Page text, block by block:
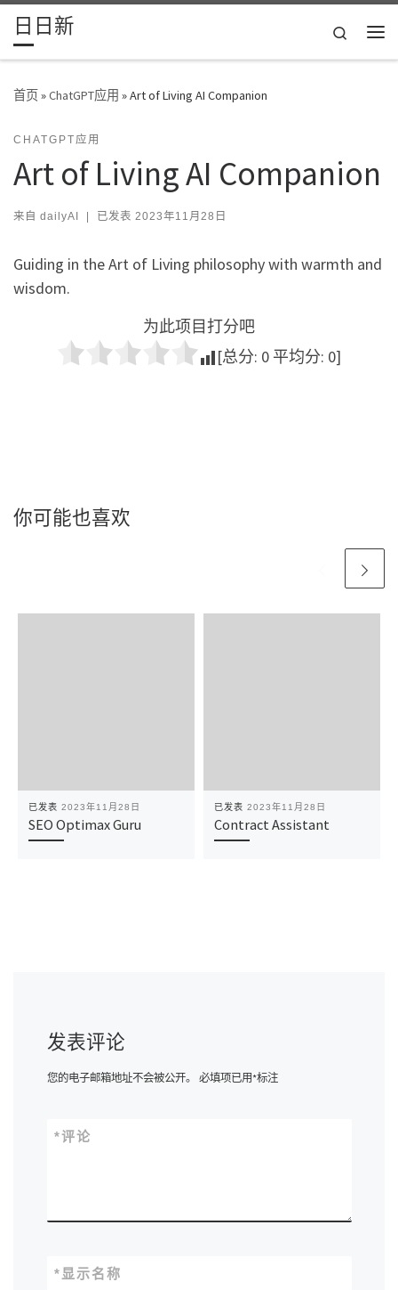
Skip to content
日日新
Search
首页»ChatGPT应用 »Art of Living AI Companion
CHATGPT应用
Art of Living AI Companion
来自 dailyAI | 已发表 2023年11月28日
Guiding in the Art of Living philosophy with warmth and
wisdom.
为此项目打分吧
[总分: 0 平均分: 0]
你可能也喜欢
已发表 2023年11月28日
SEO Optimax Guru
已发表 2023年11月28日
Contract Assistant
发表评论
您的电子邮箱地址不会被公开。 必填项已用*标注
评论
*
显示名称
*